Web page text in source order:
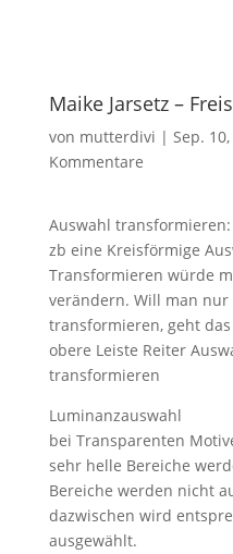
Maike Jarsetz –
von mutterdivi | Sep.
Kommentare
Auswahl transformieren:
zb eine Kreisförmige
Transformieren würde
verändern. Will man nur
transformieren, geht
obere Leiste Reiter
transformieren
Luminanzauswahl
bei Transparenten
sehr helle Bereiche
Bereiche werden nicht
dazwischen wird
ausgewählt.